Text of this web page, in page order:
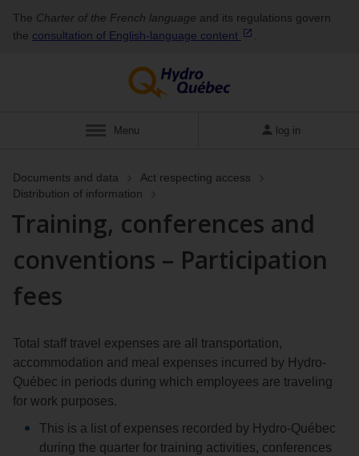
The Charter of the French language and its regulations govern
the consultation of English‑language content
Menu log in
Documents and data
Act respecting access
Distribution of information
Training, conferences and
conventions – Participation
fees
Total staff travel expenses are all transportation,
accommodation and meal expenses incurred by Hydro-
Québec in periods during which employees are traveling
for work purposes.
This is a list of expenses recorded by Hydro-Québec
during the quarter for training activities, conferences